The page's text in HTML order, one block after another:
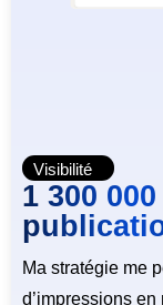
Visibilité
1 300
Ma stratégie me
d’impressions